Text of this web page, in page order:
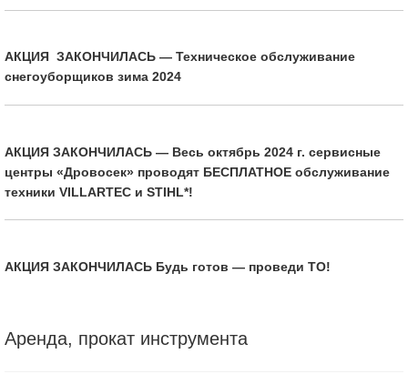
АКЦИЯ ЗАКОНЧИЛАСЬ — Техническое обслуживание
снегоуборщиков зима 2024
АКЦИЯ ЗАКОНЧИЛАСЬ — Весь октябрь 2024 г. сервисные
центры «Дровосек» проводят БЕСПЛАТНОЕ обслуживание
техники VILLARTEC и STIHL*!
АКЦИЯ ЗАКОНЧИЛАСЬ Будь готов — проведи ТО!
Аренда, прокат инструмента